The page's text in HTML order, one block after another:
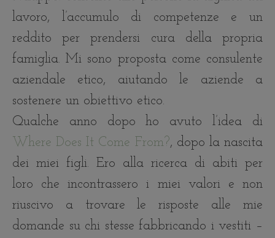
lavoro, l’accumulo di competenze e un
reddito per prendersi cura della propria
famiglia. Mi sono proposta come consulente
aziendale etico, aiutando le aziende a
sostenere un obiettivo etico.
Qualche anno dopo ho avuto l’idea di
Where Does It Come From?, dopo la nascita
dei miei figli. Ero alla ricerca di abiti per
loro che incontrassero i miei valori e non
riuscivo a trovare le risposte alle mie
domande su chi stesse fabbricando i vestiti –